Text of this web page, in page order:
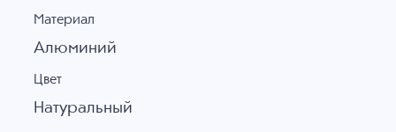
Материал
Алюминий
Цвет
Натуральный